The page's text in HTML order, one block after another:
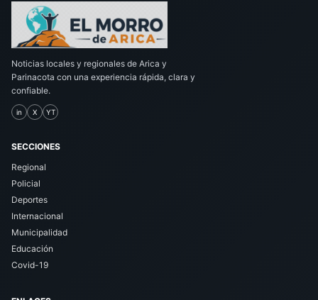
Noticias locales y regionales de Arica y
Parinacota con una experiencia rápida, clara y
confiable.
in X YT
SECCIONES
Regional
Policial
Deportes
Internacional
Municipalidad
Educación
Covid-19